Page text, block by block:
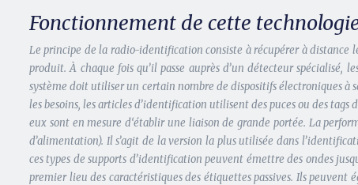
Fonctionnement de cette
Le principe de la radio-identification consiste à récupérer à distance
produit. À chaque fois qu’il passe auprès d’un détecteur
système doit utiliser un certain nombre de dispositifs électroniques à
les besoins, les articles d’identification utilisent des puces ou des tags
eux sont en mesure d‘établir une liaison de grande portée. La
d’alimentation). Il s’agit de la version la plus utilisée dans
ces types de supports d’identification peuvent émettre des ondes
premier lieu des caractéristiques des étiquettes passives. Ils